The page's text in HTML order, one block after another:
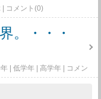
コメント(0)
。・・・
低学年 高学年
コメン